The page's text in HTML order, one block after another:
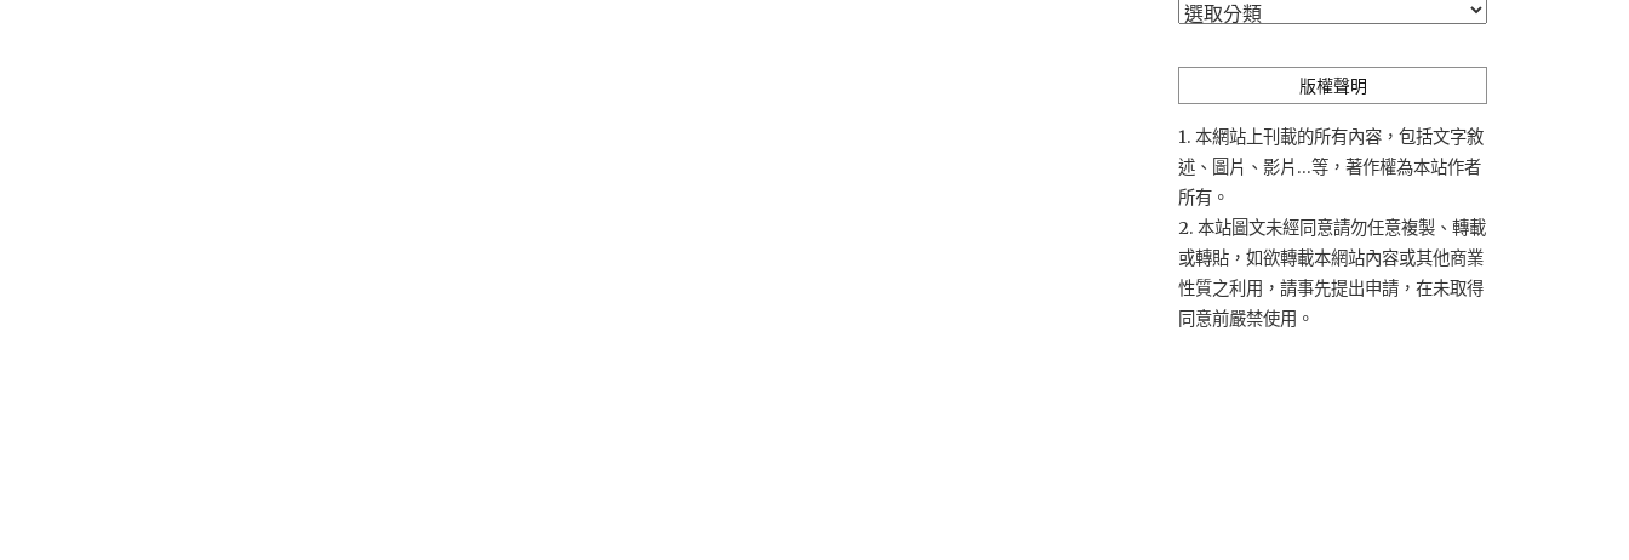
分
版權聲明
1. 本網站上刊載的所有內容，包括文字敘
述、圖片、影片...等，著作權為本站作者
所有。
2. 本站圖文未經同意請勿任意複製、轉載
或轉貼，如欲轉載本網站內容或其他商業
性質之利用，請事先提出申請，在未取得
同意前嚴禁使用。